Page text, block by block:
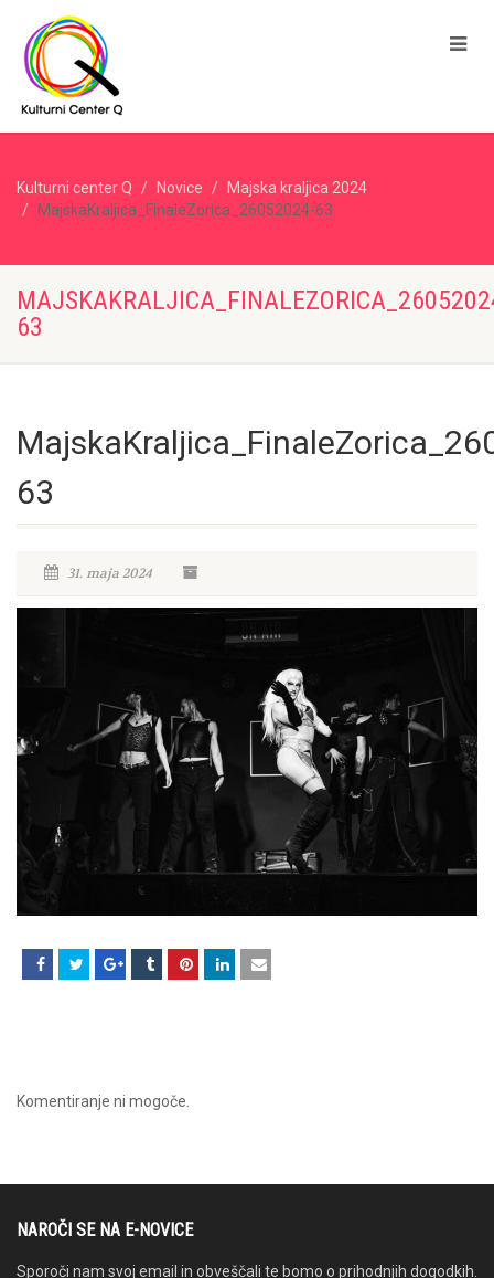
Kulturni center Q Novice
Majska kraljica 2024
MajskaKraljica_FinaleZorica_26052024-63
63
63
31. maja 2024
Komentiranje ni mogoče.
NAROČI SE NA E-NOVICE
Sporoči nam svoj email in obveščali te bomo o prihodnjih dogodkih.